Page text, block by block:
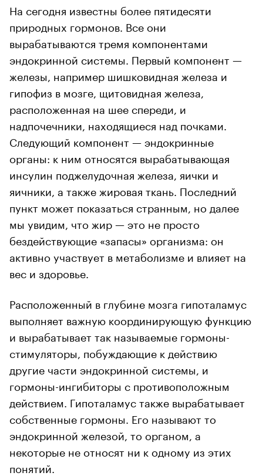
На сегодня известны более пятидесяти
природных гормонов. Все они
вырабатываются тремя компонентами
эндокринной системы. Первый компонент —
железы, например шишковидная железа и
гипофиз в мозге, щитовидная железа,
расположенная на шее спереди, и
надпочечники, находящиеся над почками.
Следующий компонент — эндокринные
органы: к ним относятся вырабатывающая
инсулин поджелудочная железа, яички и
яичники, а также жировая ткань. Последний
пункт может показаться странным, но далее
мы увидим, что жир — это не просто
бездействующие «запасы» организма: он
активно участвует в метаболизме и влияет на
вес и здоровье.
Расположенный в глубине мозга гипоталамус
выполняет важную координирующую функцию
и вырабатывает так называемые гормоны-
стимуляторы, побуждающие к действию
другие части эндокринной системы, и
гормоны-ингибиторы с противоположным
действием. Гипоталамус также вырабатывает
собственные гормоны. Его называют то
эндокринной железой, то органом, а
некоторые не относят ни к одному из этих
понятий.